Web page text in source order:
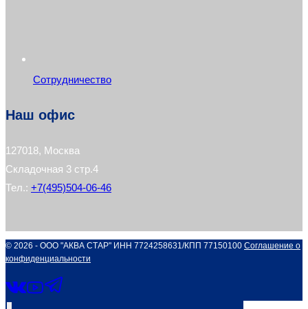
Сотрудничество
Наш офис
127018, Москва
Складочная 3 стр.4
Тел.: +7(495)504-06-46
© 2026 - ООО "АКВА СТАР" ИНН 7724258631/КПП 77150100 Соглашение о
конфиденциальности